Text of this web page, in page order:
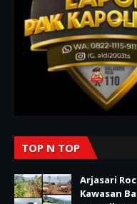
TOP N TOP
Arjasari
Kawasan